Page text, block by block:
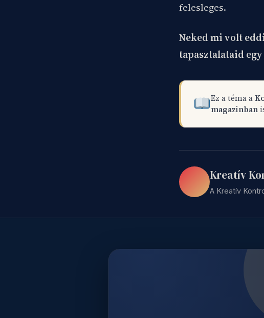
felesleges.
Neked mi volt
tapasztalataid
Ez a téma a
magazinban
Kreatív
A Kreatív